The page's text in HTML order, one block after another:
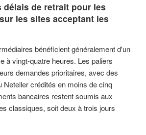
délais de retrait pour les
les sites acceptant les
bénéficient généralement d'un
à vingt-quatre heures. Les paliers
demandes prioritaires, avec des
Neteller crédités en moins de cinq
bancaires restent soumis aux
classiques, soit deux à trois jours